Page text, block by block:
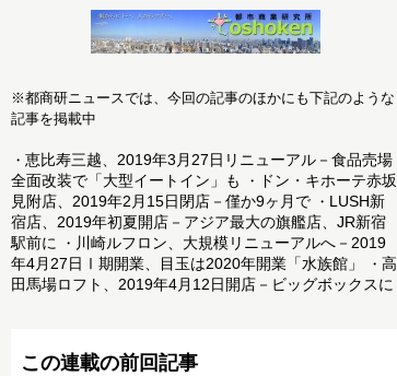
※都商研ニュースでは、今回の記事のほかにも下記のような
記事を掲載中
・ 恵比寿三越、2019年3月27日リニューアル－食品売場
全面改装で「大型イートイン」も
・
ドン・キホーテ赤坂
見附店、2019年2月15日閉店－僅か9ヶ月で ・ LUSH新
宿店、2019年初夏開店－アジア最大の旗艦店、JR新宿
駅前に
・ 川崎ルフロン、大規模リニューアルへ－2019
年4月27日Ⅰ期開業、目玉は2020年開業「水族館」
・ 高
田馬場ロフト、2019年4月12日開店－ビッグボックスに
この連載の前回記事